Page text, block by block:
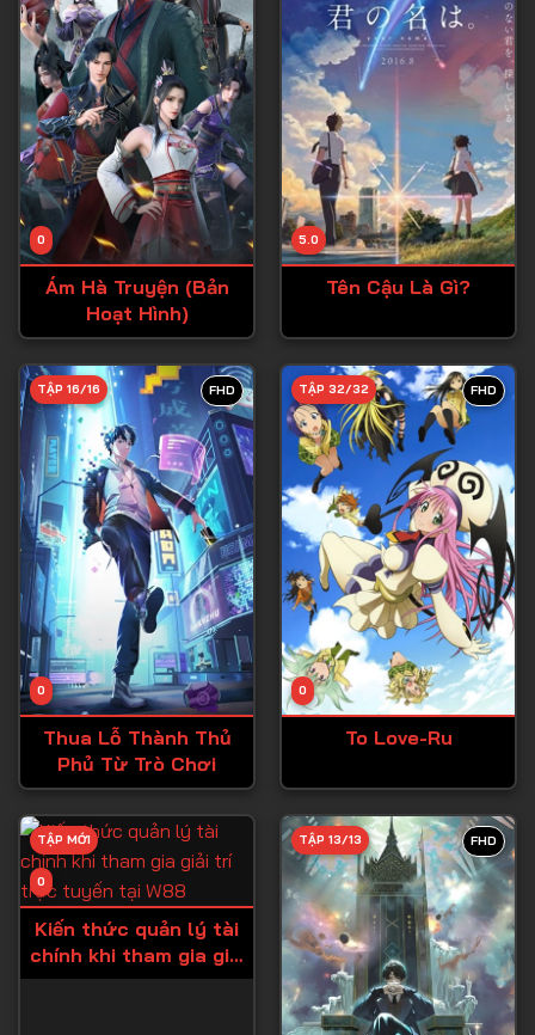
Tập 9
Tập 10
Tập 11
Tập 12
Tập 13
Tập 14
Tập 15
Tập 17
Tập 18
Tập 19
Tập 20
Tập 21
Tập 22
Tập 23
Tập 24
Tập 25
Tập 26
Tập 29
Tập 30
Tập 31
Tập 33
0
Ám Hà Truyện (Bản
Hoạt Hình)
5.0
Tên Cậu Là Gì?
FHD
0
TẬP 16/16
Thua Lỗ Thành Thủ
Phủ Từ Trò Chơi
FHD
0
TẬP 32/32
To Love-Ru
0
TẬP MỚI
Kiến thức quản lý tài
chính khi tham gia giải
trí trực tuyến tại W88
FHD
TẬP 13/13